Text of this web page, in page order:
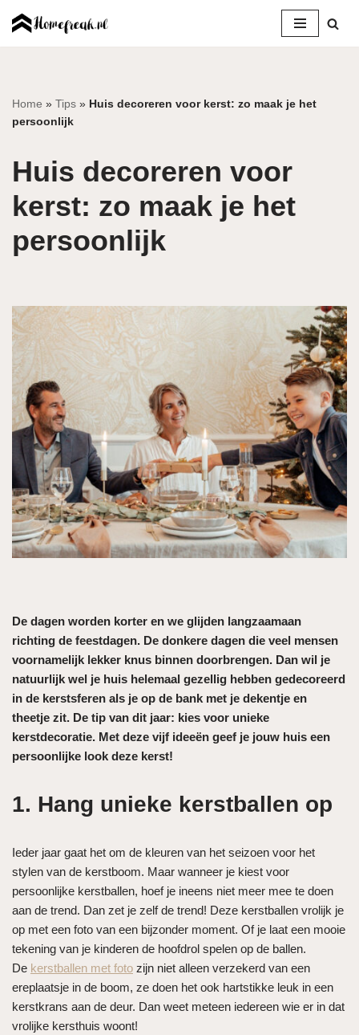
inhoud
Home » Tips » Huis decoreren voor kerst: zo maak je het
persoonlijk
Huis decoreren voor
kerst: zo maak je het
persoonlijk
De dagen worden korter en we glijden langzaamaan
richting de feestdagen. De donkere dagen die veel mensen
voornamelijk lekker knus binnen doorbrengen. Dan wil je
natuurlijk wel je huis helemaal gezellig hebben gedecoreerd
in de kerstsferen als je op de bank met je dekentje en
theetje zit. De tip van dit jaar: kies voor unieke
kerstdecoratie. Met deze vijf ideeën geef je jouw huis een
persoonlijke look deze kerst!
1. Hang unieke kerstballen op
Ieder jaar gaat het om de kleuren van het seizoen voor het
stylen van de kerstboom. Maar wanneer je kiest voor
persoonlijke kerstballen, hoef je ineens niet meer mee te doen
aan de trend. Dan zet je zelf de trend! Deze kerstballen vrolijk je
op met een foto van een bijzonder moment. Of je laat een mooie
tekening van je kinderen de hoofdrol spelen op de ballen.
De kerstballen met foto zijn niet alleen verzekerd van een
ereplaatsje in de boom, ze doen het ook hartstikke leuk in een
kerstkrans aan de deur. Dan weet meteen iedereen wie er in dat
vrolijke kersthuis woont!